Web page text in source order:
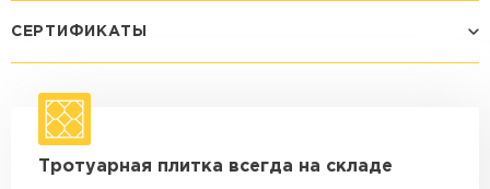
макс. длина груза 4 м
Машина - 1,5 тн до 20 м3
макс. длина груза 4 м
СЕРТИФИКАТЫ
Тротуарная плитка всегда на складе